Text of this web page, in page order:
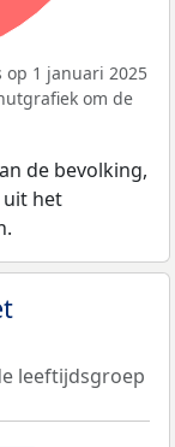
op 1 januari 2025
om de
de bevolking,
het
leeftijdsgroep